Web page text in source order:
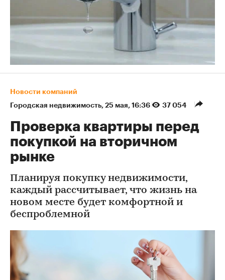
Новости компаний
Городская недвижимость⁠, 25 мая, 16:36 37 054
Проверка квартиры перед
покупкой на вторичном
рынке
Планируя покупку недвижимости,
каждый рассчитывает, что жизнь на
новом месте будет комфортной и
беспроблемной